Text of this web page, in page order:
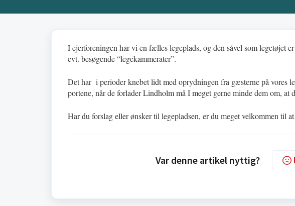
I ejerforeningen har vi en fælles legeplads, og den såvel som legetøjet
evt. besøgende “legekammerater”.
Det har i perioder knebet lidt med oprydningen fra gæsterne på vores
portene, når de forlader Lindholm må I meget gerne minde dem om, at
Har du forslag eller ønsker til legepladsen, er du meget velkommen til
Var denne artikel nyttig?